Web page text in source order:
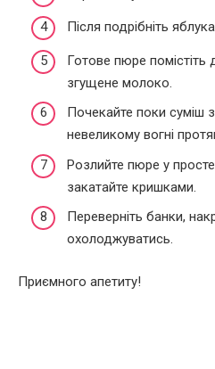
Після подрібніть
Готове пюре помістіть
згущене молоко.
Почекайте поки суміш
невеликому вогні
Розлийте пюре у
закатайте кришками.
Переверніть банки,
охолоджуватись.
Приємного апетиту!